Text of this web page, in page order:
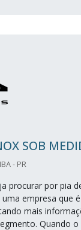
SOB
- PR
procurar por pia
empresa que
mais
Quando